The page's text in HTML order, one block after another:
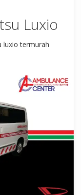
Luxio
luxio termurah